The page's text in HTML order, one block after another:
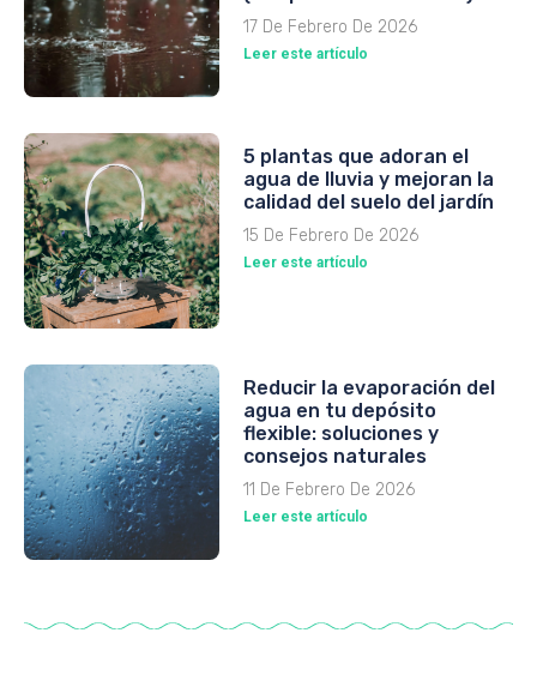
17 De Febrero De 2026
Leer este artículo
5 plantas que adoran el
agua de lluvia y mejoran la
calidad del suelo del jardín
15 De Febrero De 2026
Leer este artículo
Reducir la evaporación del
agua en tu depósito
flexible: soluciones y
consejos naturales
11 De Febrero De 2026
Leer este artículo